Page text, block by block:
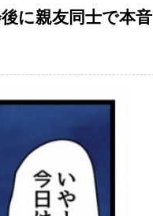
に親友同士で本音